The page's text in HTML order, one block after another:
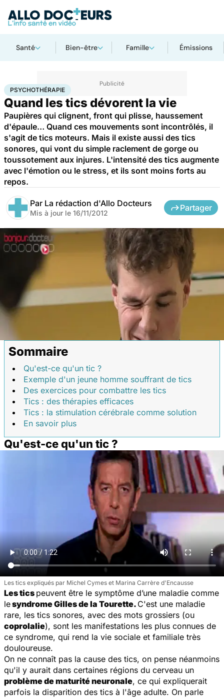
Santé Bien-être Famille Émissions
AccueilBien-êtrePsycho Psychothérapie
PSYCHOTHÉRAPIE
Quand les tics dévorent la vie
Paupières qui clignent, front qui plisse, haussement
d'épaule… Quand ces mouvements sont incontrôlés, il
s'agit de tics moteurs. Mais il existe aussi des tics
sonores, qui vont du simple raclement de gorge ou
toussotement aux injures. L'intensité des tics augmente
avec l'émotion ou le stress, et ils sont moins forts au
repos.
Par La rédaction d'Allo Docteurs
Mis à jour le 16/11/2012
Partager
Sommaire
Qu'est-ce qu'un tic ?
Exemple d'un jeune homme souffrant de tics
Des exercices pour combattre les tics
Tics : des thérapies efficaces
Tics : la stimulation cérébrale comme solution
En savoir plus
Qu'est-ce qu'un tic ?
Les tics expliqués par Michel Cymes et Marina Carrère d'Encausse
Les tics peuvent être le symptôme d’une maladie comme
lesyndrome Gilles de la Tourette. C'est une maladie
rare, les tics sonores, avec des mots grossiers (ou
coprolalie), sont les manifestations les plus connues de
ce syndrome, qui rend la vie sociale et familiale très
douloureuse.
On ne connaît pas la cause des tics, on pense néanmoins
qu'il y aurait dans certaines régions du cerveau un
problème de maturité neuronale, ce qui expliquerait
parfois la disparition des tics à l'âge adulte. On parle